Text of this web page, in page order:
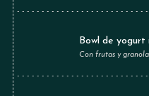
Bowl de yogurt
Con frutas y granola